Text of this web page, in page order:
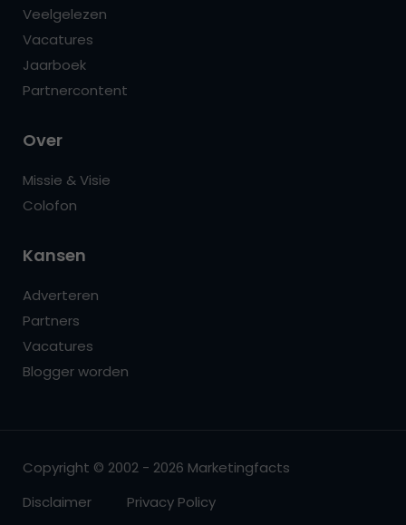
Veelgelezen
Vacatures
Jaarboek
Partnercontent
Over
Missie & Visie
Colofon
Kansen
Adverteren
Partners
Vacatures
Blogger worden
Copyright © 2002 - 2026 Marketingfacts
Disclaimer
Privacy Policy